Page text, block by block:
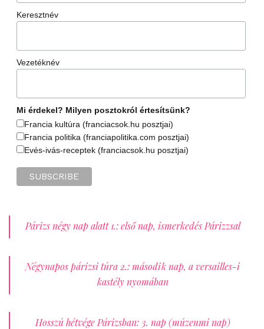
Keresztnév
Vezetéknév
Mi érdekel? Milyen posztokról értesítsünk?
Francia kultúra (franciacsok.hu posztjai)
Francia politika (franciapolitika.com posztjai)
Evés-ivás-receptek (franciacsok.hu posztjai)
Párizs négy nap alatt 1.: első nap, ismerkedés Párizzsal
Négynapos párizsi túra 2.: második nap, a versailles-i
kastély nyomában
Hosszú hétvége Párizsban: 3. nap (múzeumi nap)